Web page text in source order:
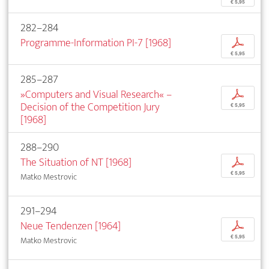
€ 5,95
282–284
Programme-Information PI-7 [1968]
p
€ 5,95
285–287
»Computers and Visual Research« –
Decision of the Competition Jury
[1968]
p
€ 5,95
288–290
The Situation of NT [1968]
Matko Mestrovic
p
€ 5,95
291–294
Neue Tendenzen [1964]
Matko Mestrovic
p
€ 5,95